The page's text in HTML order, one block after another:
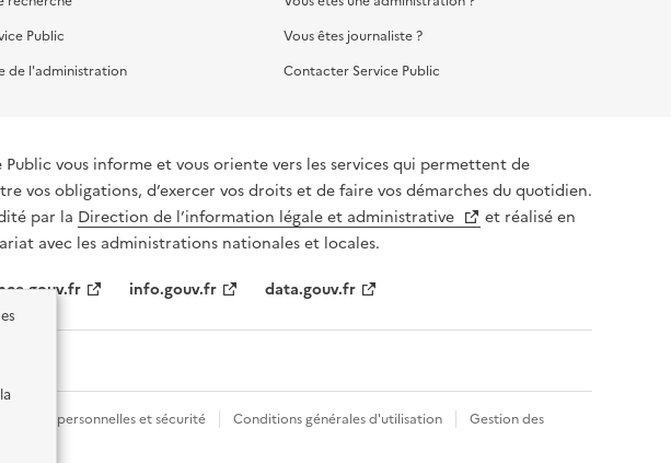
Public
de l'administration
Vous êtes journaliste ?
Contacter Service Public
Public vous informe et vous oriente vers les services qui permettent de
vos obligations, d’exercer vos droits et de faire vos démarches du quotidien.
par la Direction de l’information légale et administrative
et réalisé en
avec les administrations nationales et locales.
info.gouv.fr data.gouv.fr
Données personnelles et sécurité Conditions générales d'utilisation
Gestion des